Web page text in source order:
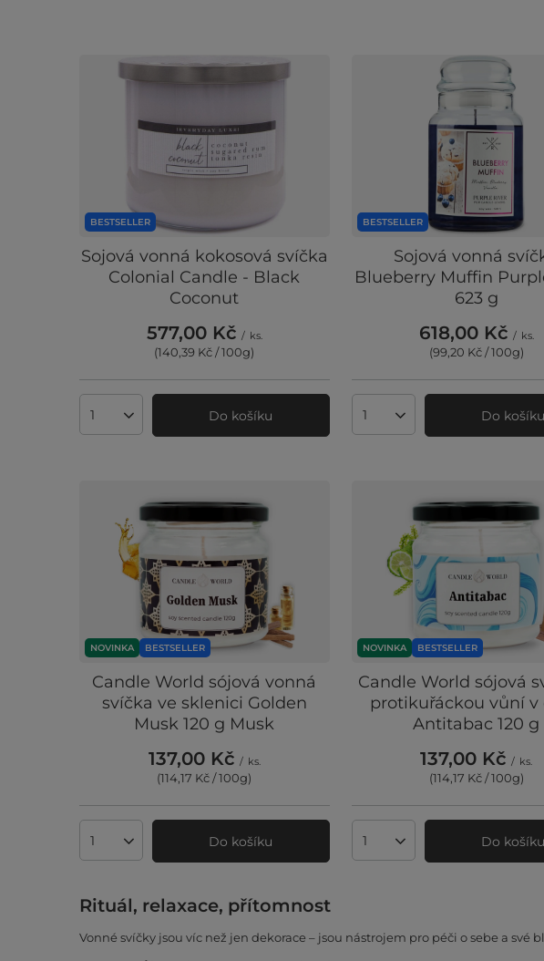
BESTSELLER
Sojová vonná kokosová svíčka
Colonial Candle - Black
Coconut
577,00 Kč / ks.
(140,39 Kč / 100g)
Množství produktůDo košíku
BESTSELLER
Sojová vonná
Blueberry Muffin
623 g
618,00 Kč / ks.
(99,20 Kč / 100g)
Množství produktůDo košíku
NOVINKA BESTSELLER
Candle World sójová vonná
svíčka ve sklenici Golden
Musk 120 g Musk
137,00 Kč / ks.
(114,17 Kč / 100g)
Množství produktůDo košíku
NOVINKA BESTSELLER
Candle World sójová
protikuřáckou vůní v
Antitabac 120 g
137,00 Kč / ks.
(114,17 Kč / 100g)
Množství produktůDo košíku
Rituál, relaxace, přítomnost
Vonné svíčky jsou víc než jen dekorace – jsou nástrojem pro péči o sebe a